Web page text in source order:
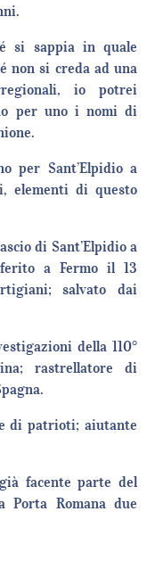
si sappia in quale
non si creda ad una
io potrei
per uno i nomi di
per Sant’Elpidio a
elementi di questo
di Sant’Elpidio a
a Fermo il 13
salvato dai
della 110°
rastrellatore di
di patrioti; aiutante
facente parte del
Porta Romana due